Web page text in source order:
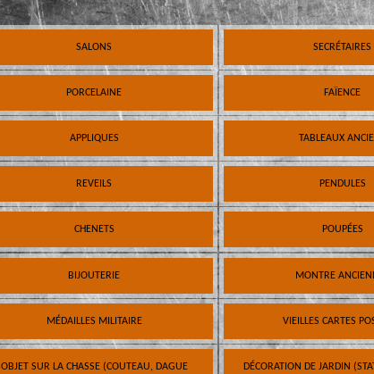
SALONS SECRÉTAIRES
PORCELAINE FAÏENCE
APPLIQUES TABLEAUX
REVEILS PENDULES
CHENETS POUPÉES
BIJOUTERIE MONTRE
MÉDAILLES MILITAIRE VIEILLES CARTES
OBJET SUR LA CHASSE (COUTEAU, DAGUE
DÉCORATION DE JARDIN